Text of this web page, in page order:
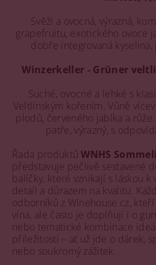
Svěží a ovocná, výrazná,
grapefruitu, exotického ovoce
dobře integrovaná kyselina,
Winzerkeller - Grüner
Suché, ovocné a lehké s
Veltlínským kořením. Vůně
plodů, červeného jablka a
patře, výrazný, s
Řada produktůWNHS
představuje pečlivě sestavené
balíčky, které vznikají s láskou
detail a důrazem na kvalitu.
odborníků z Winehouse.cz,
vína, ale často je doplňují i o
nebo tematické kombinace
příležitosti – ať už jde o dárek,
nebo soukromý zážitek.